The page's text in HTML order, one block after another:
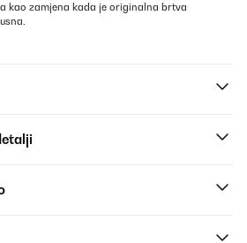
kao zamjena kada je originalna brtva